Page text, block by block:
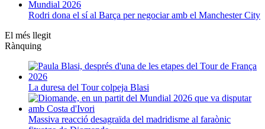
Rodri dona el sí al Barça per negociar amb el Manchester City
El més llegit
Rànquing
La duresa del Tour colpeja Blasi
Massiva reacció desagraïda del madridisme al faraònic